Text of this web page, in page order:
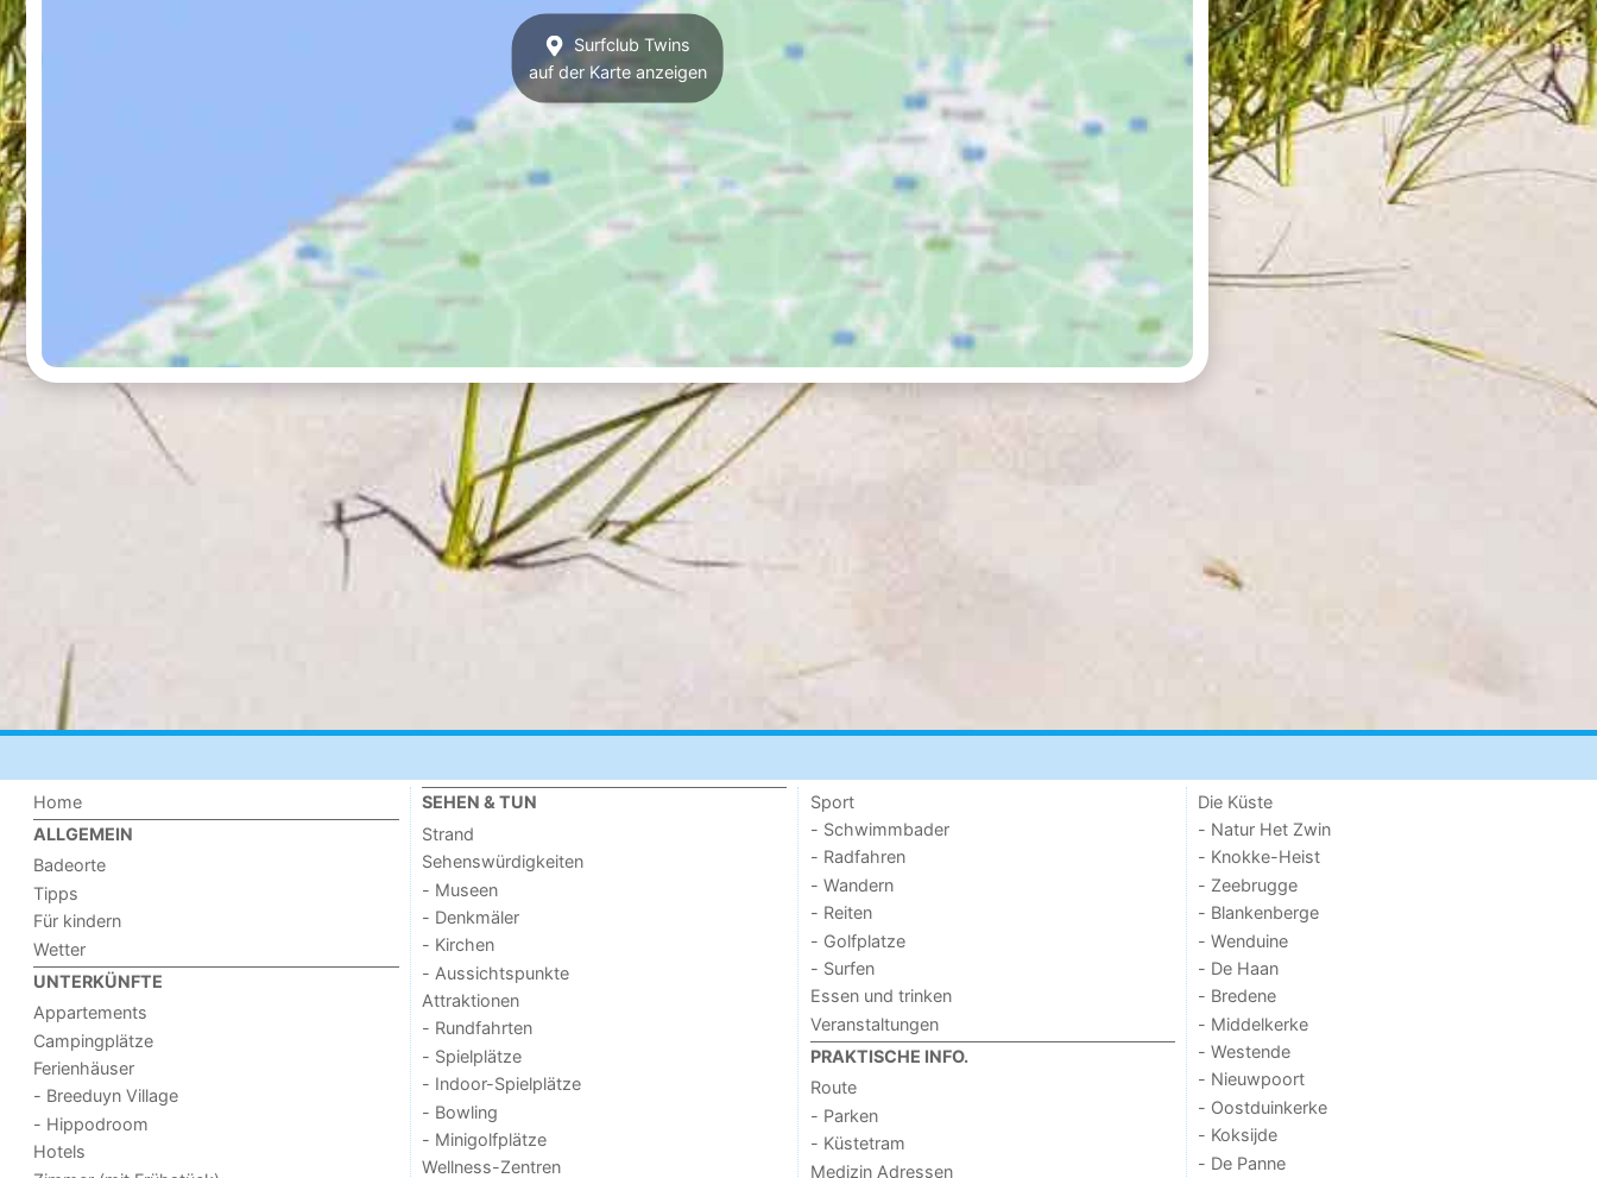
Surfclub Twins
auf der Karte anzeigen
Home
ALLGEMEIN
Badeorte
Tipps
Für kindern
Wetter
UNTERKÜNFTE
Appartements
Campingplätze
Ferienhäuser
- Breeduyn Village
- Hippodroom
Hotels
SEHEN & TUN
Strand
Sehenswürdigkeiten
- Museen
- Denkmäler
- Kirchen
- Aussichtspunkte
Attraktionen
- Rundfahrten
- Spielplätze
- Indoor-Spielplätze
- Bowling
- Minigolfplätze
Wellness-Zentren
Sport
- Schwimmbader
- Radfahren
- Wandern
- Reiten
- Golfplatze
- Surfen
Essen und trinken
Veranstaltungen
PRAKTISCHE INFO.
Route
- Parken
- Küstetram
Medizin Adressen
Die Küste
- Natur Het Zwin
- Knokke-Heist
- Zeebrugge
- Blankenberge
- Wenduine
- De Haan
- Bredene
- Middelkerke
- Westende
- Nieuwpoort
- Oostduinkerke
- Koksijde
- De Panne